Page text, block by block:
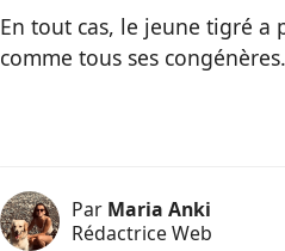
En tout cas, le jeune tigré a
comme tous ses congénères.
Par Maria Anki
Rédactrice Web